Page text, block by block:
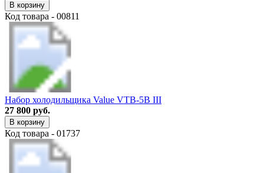
В корзину
Код товара - 00811
Набор холодильщика Value VTB-5B III
27 800 руб.
В корзину
Код товара - 01737